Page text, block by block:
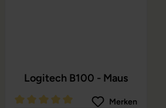
Logitech B100 - Maus
Merken